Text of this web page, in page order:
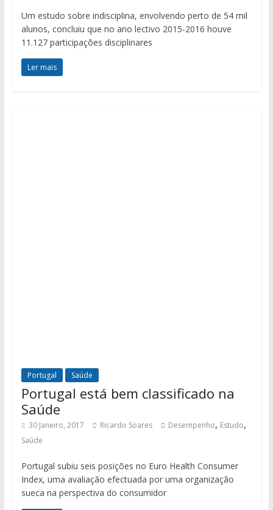
Um estudo sobre indisciplina, envolvendo perto de 54 mil
alunos, concluiu que no ano lectivo 2015-2016 houve
11.127 participações disciplinares
Ler mais
Portugal Saúde
Portugal está bem classificado na
Saúde
30 Janeiro, 2017 Ricardo Soares Desempenho, Estudo,
Saúde
Portugal subiu seis posições no Euro Health Consumer
Index, uma avaliação efectuada por uma organização
sueca na perspectiva do consumidor